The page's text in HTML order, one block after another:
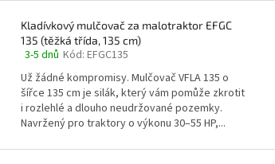
Kladívkový mulčovač za malotraktor EFGC
135 (těžká třída, 135 cm)
Průměrné
hodnocení
produktu
je
5,0
5
3-5 dnů Kód: EFGC135
Už žádné kompromisy. Mulčovač VFLA 135 o
šířce 135 cm je silák, který vám pomůže zkrotit
i rozlehlé a dlouho neudržované pozemky.
Navržený pro traktory o výkonu 30–55 HP,...